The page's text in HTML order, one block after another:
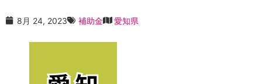
8月 24, 2023 補助金 愛知県